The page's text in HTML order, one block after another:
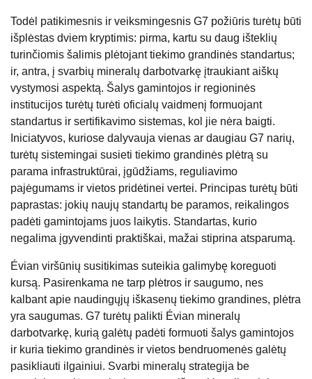
Todėl patikimesnis ir veiksmingesnis G7 požiūris turėtų būti
išplėstas dviem kryptimis: pirma, kartu su daug išteklių
turinčiomis šalimis plėtojant tiekimo grandinės standartus;
ir, antra, į svarbių mineralų darbotvarkę įtraukiant aiškų
vystymosi aspektą. Šalys gamintojos ir regioninės
institucijos turėtų turėti oficialų vaidmenį formuojant
standartus ir sertifikavimo sistemas, kol jie nėra baigti.
Iniciatyvos, kuriose dalyvauja vienas ar daugiau G7 narių,
turėtų sistemingai susieti tiekimo grandinės plėtrą su
parama infrastruktūrai, įgūdžiams, reguliavimo
pajėgumams ir vietos pridėtinei vertei. Principas turėtų būti
paprastas: jokių naujų standartų be paramos, reikalingos
padėti gamintojams juos laikytis. Standartas, kurio
negalima įgyvendinti praktiškai, mažai stiprina atsparumą.
Évian viršūnių susitikimas suteikia galimybę koreguoti
kursą. Pasirenkama ne tarp plėtros ir saugumo, nes
kalbant apie naudingųjų iškasenų tiekimo grandines, plėtra
yra saugumas. G7 turėtų palikti Évian mineralų
darbotvarkę, kurią galėtų padėti formuoti šalys gamintojos
ir kuria tiekimo grandinės ir vietos bendruomenės galėtų
pasikliauti ilgainiui. Svarbi mineralų strategija be